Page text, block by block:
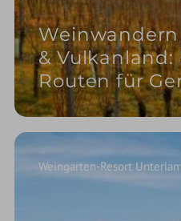
& Vulkanland:
Routen für
Weingarten-Resort